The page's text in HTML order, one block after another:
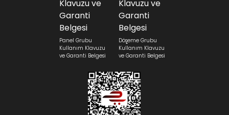
Panel Grubu
Kullanım Klavuzu
ve Garanti Belgesi
Döşeme Grubu
Kullanım Klavuzu
ve Garanti Belgesi